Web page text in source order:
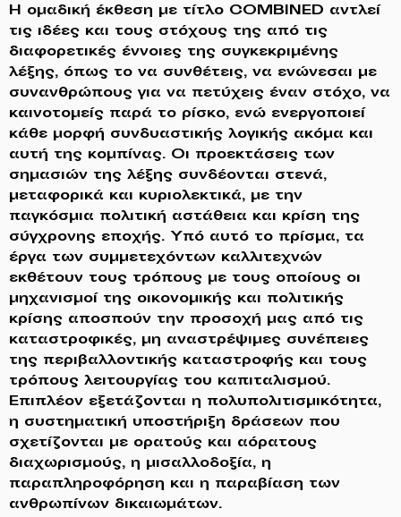
Η ομαδική έκθεση με τίτλο COMBINED αντλεί
τις ιδέες και τους στόχους της από τις
διαφορετικές έννοιες της συγκεκριμένης
λέξης, όπως το να συνθέτεις, να ενώνεσαι με
συνανθρώπους για να πετύχεις έναν στόχο, να
καινοτομείς παρά το ρίσκο, ενώ ενεργοποιεί
κάθε μορφή συνδυαστικής λογικής ακόμα και
αυτή της κομπίνας. Οι προεκτάσεις των
σημασιών της λέξης συνδέονται στενά,
μεταφορικά και κυριολεκτικά, με την
παγκόσμια πολιτική αστάθεια και κρίση της
σύγχρονης εποχής. Υπό αυτό το πρίσμα, τα
έργα των συμμετεχόντων καλλιτεχνών
εκθέτουν τους τρόπους με τους οποίους οι
μηχανισμοί της οικονομικής και πολιτικής
κρίσης αποσπούν την προσοχή μας από τις
καταστροφικές, μη αναστρέψιμες συνέπειες
της περιβαλλοντικής καταστροφής και τους
τρόπους λειτουργίας του καπιταλισμού.
Επιπλέον εξετάζονται η πολυπολιτισμικότητα,
η συστηματική υποστήριξη δράσεων που
σχετίζονται με ορατούς και αόρατους
διαχωρισμούς, η μισαλλοδοξία, η
παραπληροφόρηση και η παραβίαση των
ανθρωπίνων δικαιωμάτων.